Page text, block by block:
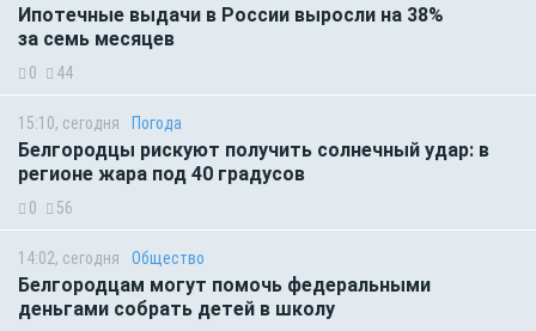
Ипотечные выдачи в России выросли на 38%
за семь месяцев
0 44
15:10, сегодня Погода
Белгородцы рискуют получить солнечный удар: в
регионе жара под 40 градусов
0 56
14:02, сегодня Общество
Белгородцам могут помочь федеральными
деньгами собрать детей в школу